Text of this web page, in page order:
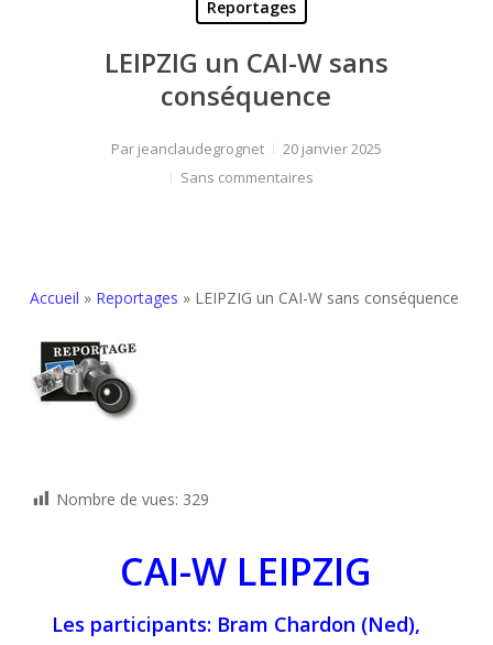
Reportages
LEIPZIG un CAI-W sans
conséquence
Par jeanclaudegrognet
20 janvier 2025
Sans commentaires
Accueil » Reportages » LEIPZIG un CAI-W sans conséquence
Nombre de vues: 329
CAI-W LEIPZIG
Les participants: Bram Chardon (Ned),